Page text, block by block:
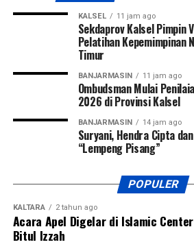
KALSEL 11 jam ago
Sekdaprov Kalsel Pimpin
Pelatihan Kepemimpinan
Timur
BANJARMASIN 11 jam ago
Ombudsman Mulai
2026 di Provinsi Kalsel
BANJARMASIN 14 jam ago
Suryani, Hendra Cipta
“Lempeng Pisang”
POPULER
KALTARA 2 tahun ago
Acara Apel Digelar di Islamic Center
Bitul Izzah